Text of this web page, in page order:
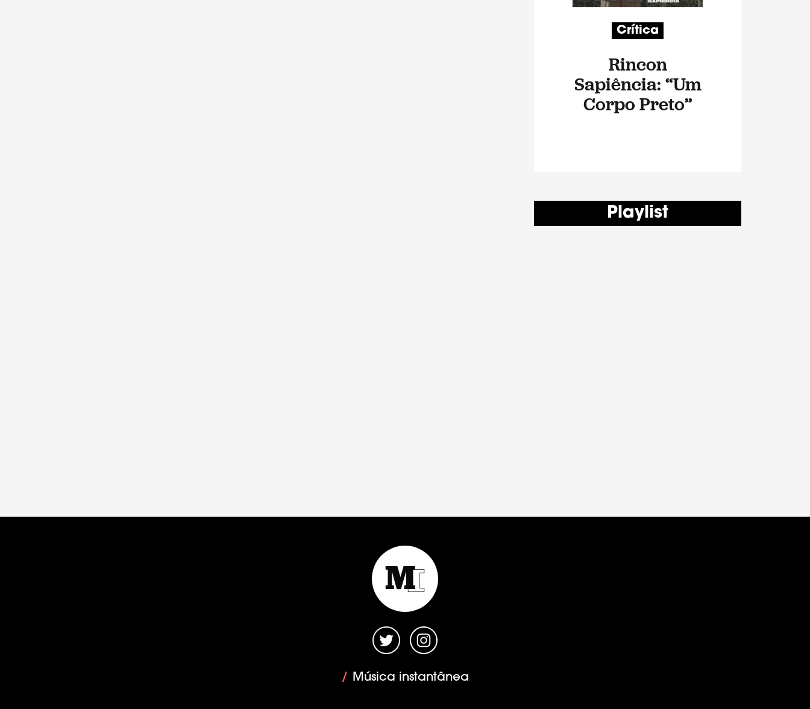
Crítica
Rincon
Sapiência: “Um
Corpo Preto”
Playlist
/ Música instantânea